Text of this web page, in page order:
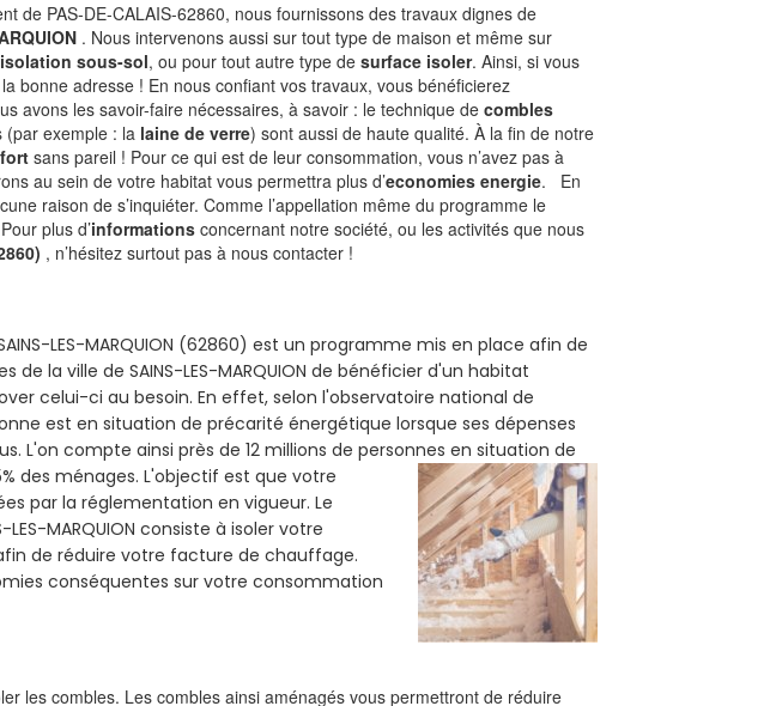
de PAS-DE-CALAIS-62860, nous fournissons des travaux dignes de
. Nous intervenons aussi sur tout type de maison et même sur
sous-sol, ou pour tout autre type desurface isoler. Ainsi, si vous
bonne adresse ! En nous confiant vos travaux, vous bénéficierez
avons les savoir-faire nécessaires, à savoir : le technique decombles
(par exemple : la laine de verre) sont aussi de haute qualité. À la fin de notre
sans pareil ! Pour ce qui est de leur consommation, vous n’avez pas à
au sein de votre habitat vous permettra plus d’economies energie. En
raison de s’inquiéter. Comme l’appellation même du programme le
plus d’informations concernant notre société, ou les activités que nous
, n’hésitez surtout pas à nous contacter !
LES-MARQUION (62860) est un programme mis en place afin de
la ville de SAINS-LES-MARQUION de bénéficier d'un habitat
celui-ci au besoin. En effet, selon l'observatoire national de
est en situation de précarité énergétique lorsque ses dépenses
L'on compte ainsi près de 12 millions de personnes en situation de
des ménages.L'objectif est que votre
par la réglementation en vigueur. Le
MARQUION consiste à isoler votre
de réduire votre facture de chauffage.
conséquentes sur votre consommation
les combles. Les combles ainsi aménagés vous permettront de réduire